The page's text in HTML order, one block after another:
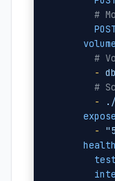
#
#
-
#
-
-